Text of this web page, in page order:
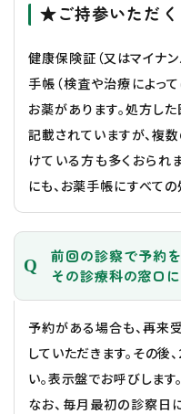
★ご持参いただく
健康保険証（又はマイナン
手帳（検査や治療によっ
お薬があります。処方し
記載されていますが、複
けている方も多くおられ
にも、お薬手帳にすべての
前回の診察で予約
その診療科の窓口
予約がある場合も、再来
していただきます。その
い。表示盤でお呼びします。
なお、毎月最初の診察日